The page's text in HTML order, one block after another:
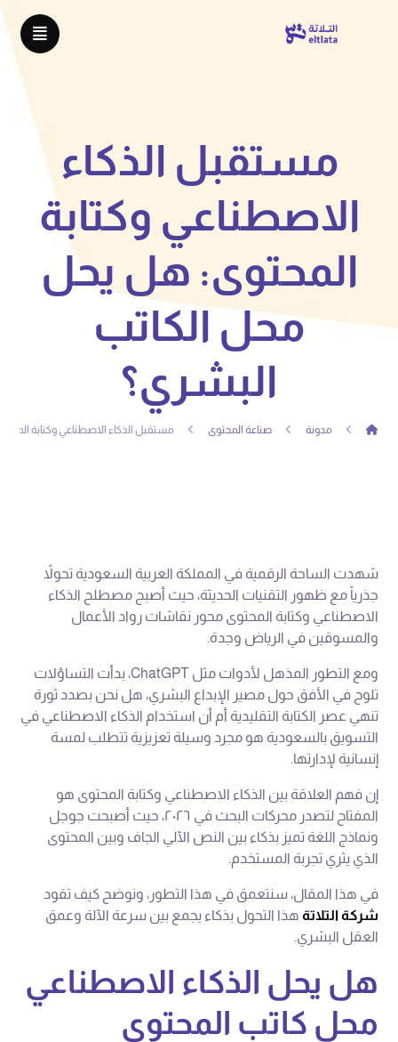
مستقبل الذكاء
الاصطناعي وكتابة
المحتوى: هل يحل
محل الكاتب
البشري؟
مدونة صناعة المحتوى مستقبل الذكاء الاصطناعي وكتابة
شهدت الساحة الرقمية في المملكة العربية السعودية تحولاً
جذرياً مع ظهور التقنيات الحديثة، حيث أصبح مصطلح الذكاء
الاصطناعي وكتابة المحتوى محور نقاشات رواد الأعمال
والمسوقين في الرياض وجدة.
ومع التطور المذهل لأدوات مثل ChatGPT، بدأت التساؤلات
تلوح في الأفق حول مصير الإبداع البشري، هل نحن بصدد ثورة
تنهي عصر الكتابة التقليدية أم أن استخدام الذكاء الاصطناعي في
التسويق بالسعودية هو مجرد وسيلة تعزيزية تتطلب لمسة
إنسانية لإدارتها.
إن فهم العلاقة بين الذكاء الاصطناعي وكتابة المحتوى هو
المفتاح لتصدر محركات البحث في ٢٠٢٦، حيث أصبحت جوجل
ونماذج اللغة تميز بذكاء بين النص الآلي الجاف وبين المحتوى
الذي يثري تجربة المستخدم.
في هذا المقال، سنتعمق في هذا التطور، ونوضح كيف تقود
شركة التلاتة هذا التحول بذكاء يجمع بين سرعة الآلة وعمق
العقل البشري.
هل يحل الذكاء الاصطناعي
محل كاتب المحتوى